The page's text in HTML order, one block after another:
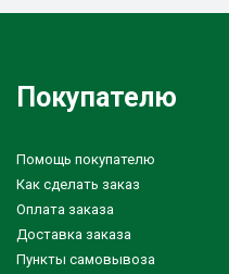
Покупателю
Помощь покупателю
Как сделать заказ
Оплата заказа
Доставка заказа
Пункты самовывоза